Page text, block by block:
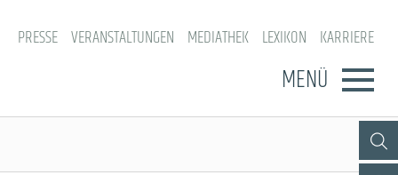
PRESSE VERANSTALTUNGEN MEDIATHEK LEXIKON KARRIERE
MENÜ